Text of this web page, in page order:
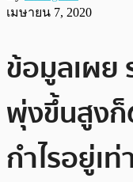
เมษายน 7, 2020
ข้อมูลเผย
พุ่งขึ้นสูง
กำไรอยู่เ